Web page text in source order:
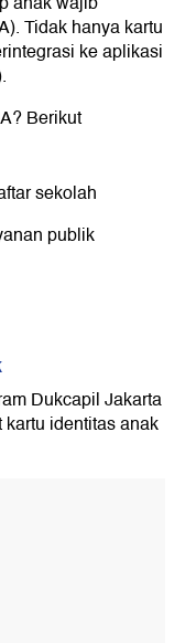
Tidak hanya kartu
ke aplikasi
Berikut
sekolah
publik
Dukcapil Jakarta
identitas anak